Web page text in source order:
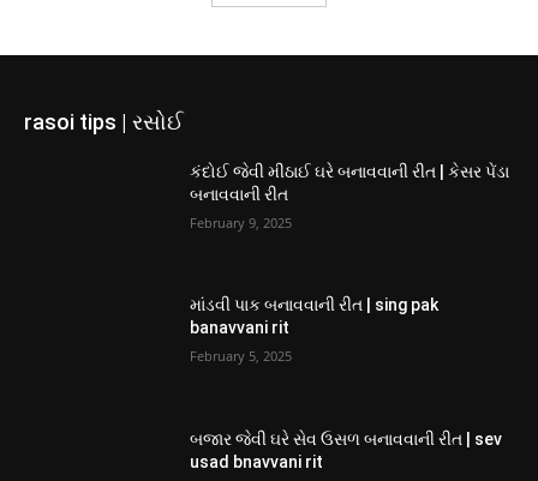
rasoi tips | રસોઈ
કંદોઈ જેવી મીઠાઈ ઘરે બનાવવાની રીત | કેસર પેંડા
બનાવવાની રીત
February 9, 2025
માંડવી પાક બનાવવાની રીત | sing pak
banavvani rit
February 5, 2025
બજાર જેવી ઘરે સેવ ઉસળ બનાવવાની રીત | sev
usad bnavvani rit